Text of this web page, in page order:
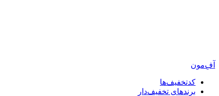
آفِ‌مون
کدتخفیف‌ها
برندهای تخفیف‌دار